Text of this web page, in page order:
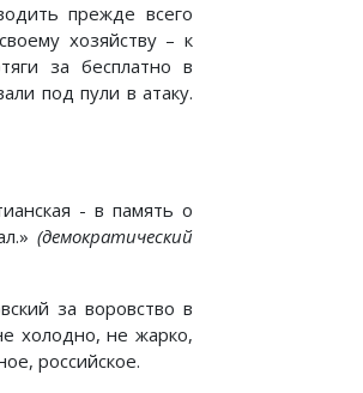
прежде всего
хозяйству – к
за бесплатно в
под пули в атаку.
- в память о
(демократический
за воровство в
холодно, не жарко,
российское.